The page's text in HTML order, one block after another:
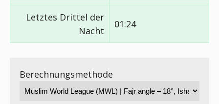
Letztes Drittel der
Nacht
01:24
Berechnungsmethode